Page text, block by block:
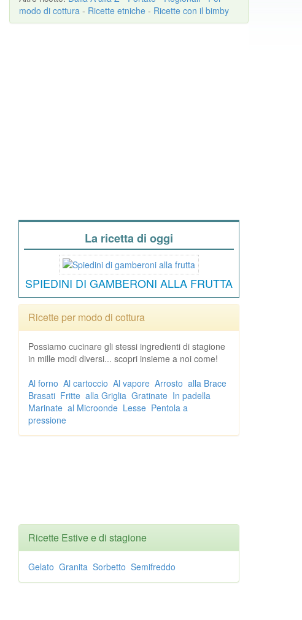
modo di cottura - Ricette etniche - Ricette con il bimby
La ricetta di oggi
SPIEDINI DI GAMBERONI ALLA FRUTTA
Ricette per modo di cottura
Possiamo cucinare gli stessi ingredienti di stagione
in mille modi diversi... scopri insieme a noi come!
Al forno Al cartoccio Al vapore Arrosto alla Brace
Brasati Fritte alla Griglia Gratinate In padella
Marinate al Microonde Lesse Pentola a
pressione
Ricette Estive e di stagione
Gelato Granita Sorbetto Semifreddo